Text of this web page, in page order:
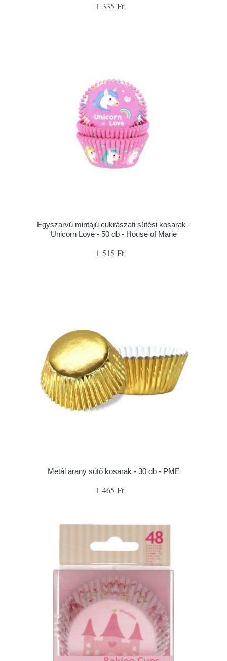
1 335 Ft
Egyszarvú mintájú cukrászati sütési kosarak -
Unicorn Love - 50 db - House of Marie
1 515 Ft
Metál arany sütő kosarak - 30 db - PME
1 465 Ft